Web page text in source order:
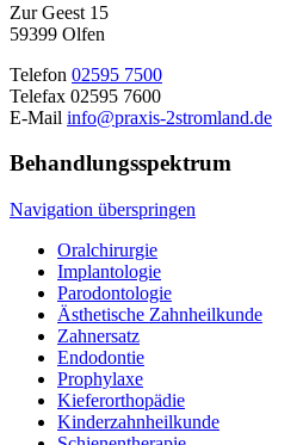
Zur Geest 15
59399 Olfen
Telefon 02595 7500
Telefax 02595 7600
E-Mail info@praxis-2stromland.de
Behandlungsspektrum
Navigation überspringen
Oralchirurgie
Implantologie
Parodontologie
Ästhetische Zahnheilkunde
Zahnersatz
Endodontie
Prophylaxe
Kieferorthopädie
Kinderzahnheilkunde